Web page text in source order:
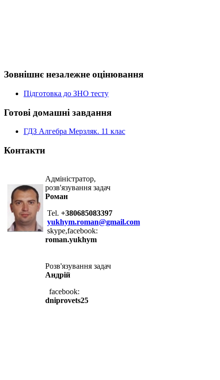
Зовнішнє незалежне оцінювання
Підготовка до ЗНО тесту
Готові домашні завдання
ГДЗ Алгебра Мерзляк. 11 клас
Контакти
Адміністратор,
розв'язування задач
Роман
Tel. +380685083397
yukhym.roman@gmail.com
skype,facebook:
roman.yukhym
Розв'язування задач
Андрій
facebook:
dniprovets25